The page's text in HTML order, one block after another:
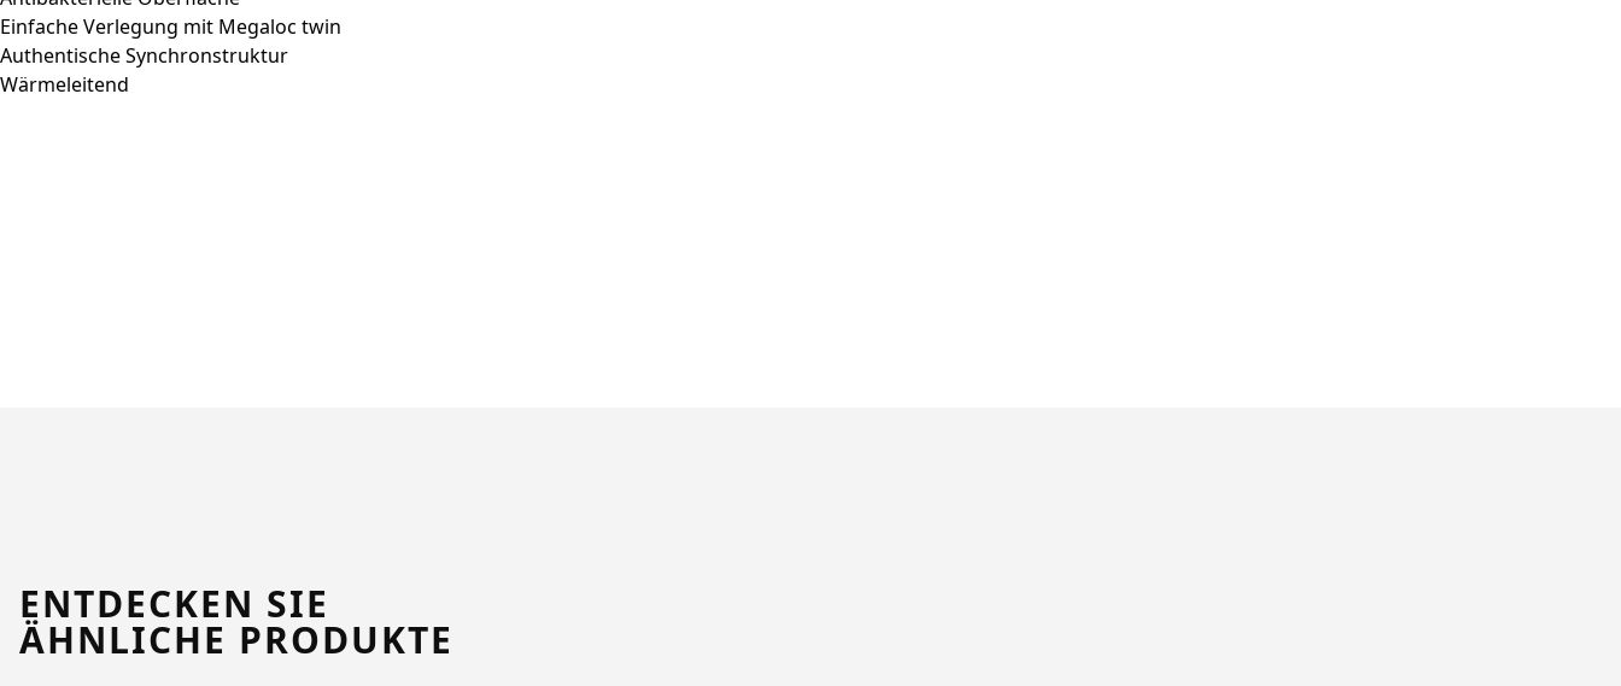
Einfache Verlegung mit Megaloc twin
Authentische Synchronstruktur
Wärmeleitend
ENTDECKEN SIE
ÄHNLICHE PRODUKTE